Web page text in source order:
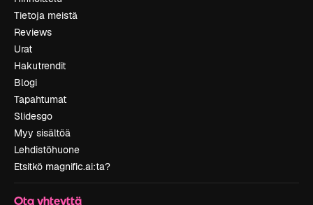
Tietoja meistä
Reviews
Urat
Hakutrendit
Blogi
Tapahtumat
Slidesgo
Myy sisältöä
Lehdistöhuone
Etsitkö magnific.ai:ta?
Ota yhteyttä